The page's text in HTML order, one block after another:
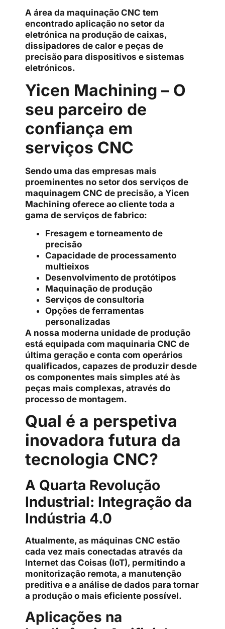
A área da maquinação CNC tem
encontrado aplicação no setor da
eletrónica na produção de caixas,
dissipadores de calor e peças de
precisão para dispositivos e sistemas
eletrónicos.
Yicen Machining – O
seu parceiro de
confiança em
serviços CNC
Sendo uma das empresas mais
proeminentes no setor dos serviços de
maquinagem CNC de precisão, a Yicen
Machining oferece ao cliente toda a
gama de serviços de fabrico:
Fresagem e torneamento de
precisão
Capacidade de processamento
multieixos
Desenvolvimento de protótipos
Maquinação de produção
Serviços de consultoria
Opções de ferramentas
personalizadas
A nossa moderna unidade de produção
está equipada com maquinaria CNC de
última geração e conta com operários
qualificados, capazes de produzir desde
os componentes mais simples até às
peças mais complexas, através do
processo de montagem.
Qual é a perspetiva
inovadora futura da
tecnologia CNC?
A Quarta Revolução
Industrial: Integração da
Indústria 4.0
Atualmente, as máquinas CNC estão
cada vez mais conectadas através da
Internet das Coisas (IoT), permitindo a
monitorização remota, a manutenção
preditiva e a análise de dados para tornar
a produção o mais eficiente possível.
Aplicações na